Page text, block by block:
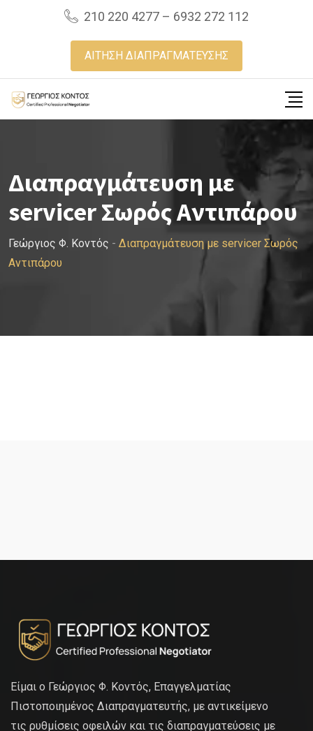
210 220 4277 – 6932 272 112
ΑΙΤΗΣΗ ΔΙΑΠΡΑΓΜΑΤΕΥΣΗΣ
Διαπραγμάτευση με
servicer Σωρός Αντιπάρου
Γεώργιος Φ. Κοντός - Διαπραγμάτευση με servicer Σωρός
Αντιπάρου
Είμαι ο Γεώργιος Φ. Κοντός, Επαγγελματίας
Πιστοποιημένος Διαπραγματευτής, με αντικείμενο
τις ρυθμίσεις οφειλών και τις διαπραγματεύσεις με